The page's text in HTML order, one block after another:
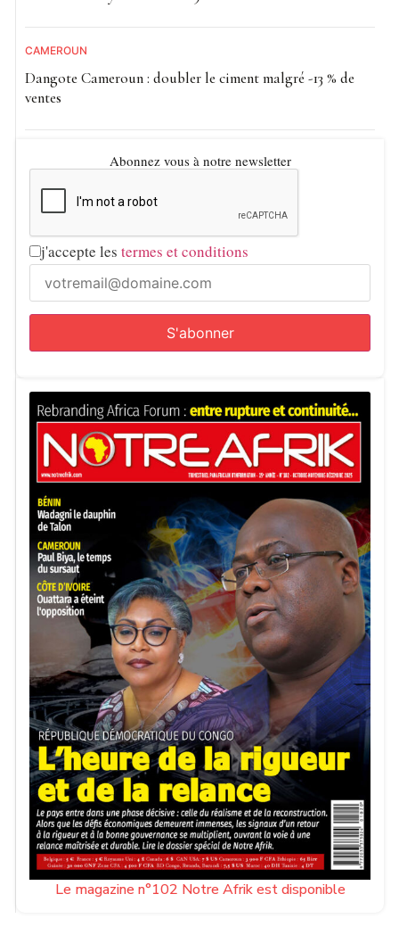
CAMEROUN
Dangote Cameroun : doubler le ciment malgré -13 % de
ventes
Abonnez vous à notre newsletter
j'accepte les termes et conditions
Le magazine n°102 Notre Afrik est disponible